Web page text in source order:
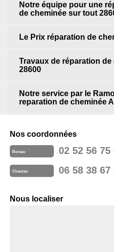
Notre équipe pour une
de cheminée sur tout
Le Prix réparation de
Travaux de réparation
28600
Notre service par le
reparation de cheminée
Nos coordonnées
Bureau 02 52 56 75
Chantier 06 58 38 67
Nous localiser